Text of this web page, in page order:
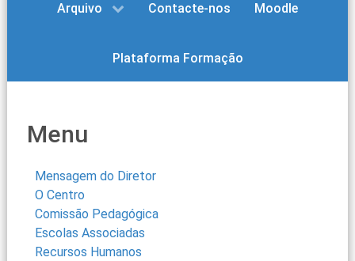
Arquivo Contacte-nos Moodle
Plataforma Formação
Menu
Mensagem do Diretor
O Centro
Comissão Pedagógica
Escolas Associadas
Recursos Humanos